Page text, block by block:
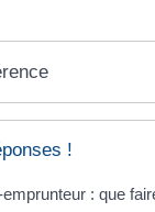
!
: que